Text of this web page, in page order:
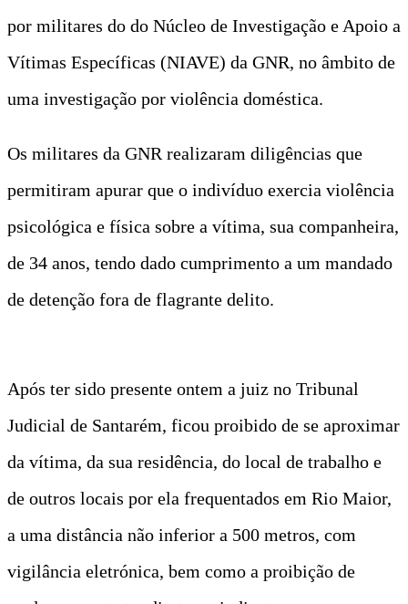
por militares do do Núcleo de Investigação e Apoio a
Vítimas Específicas (NIAVE) da GNR, no âmbito de
uma investigação por violência doméstica.
Os militares da GNR realizaram diligências que
permitiram apurar que o indivíduo exercia violência
psicológica e física sobre a vítima, sua companheira,
de 34 anos, tendo dado cumprimento a um mandado
de detenção fora de flagrante delito.
Após ter sido presente ontem a juiz no Tribunal
Judicial de Santarém, ficou proibido de se aproximar
da vítima, da sua residência, do local de trabalho e
de outros locais por ela frequentados em Rio Maior,
a uma distância não inferior a 500 metros, com
vigilância eletrónica, bem como a proibição de